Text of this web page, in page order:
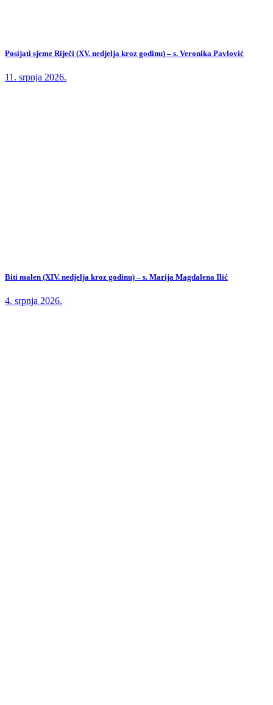
Posijati sjeme Riječi (XV. nedjelja kroz godinu) – s. Veronika Pavlović
11. srpnja 2026.
Biti malen (XIV. nedjelja kroz godinu) – s. Marija Magdalena Ilić
4. srpnja 2026.